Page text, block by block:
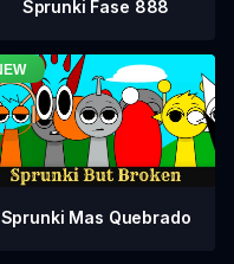
Sprunki Fase 888
Sprunki Mas Quebrado